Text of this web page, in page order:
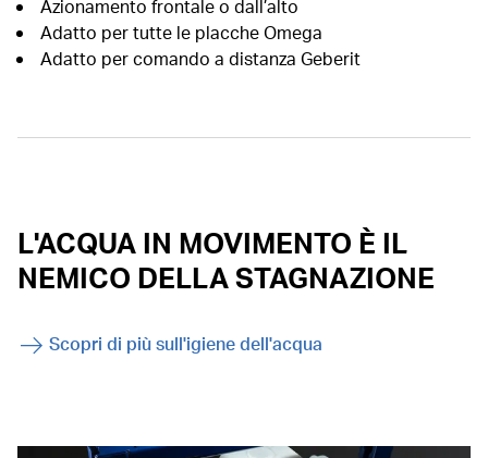
Azionamento frontale o dall’alto
Adatto per tutte le placche Omega
Adatto per comando a distanza Geberit
L'ACQUA IN MOVIMENTO È IL
NEMICO DELLA STAGNAZIONE
Scopri di più sull'igiene dell'acqua